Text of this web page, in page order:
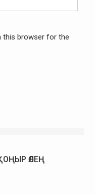
this browser for the
ӨЛЕҢ